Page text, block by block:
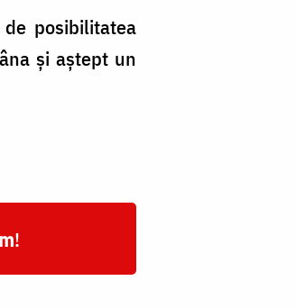
posibilitatea
și aștept un
!